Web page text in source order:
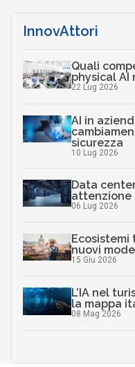
InnovAttori
Quali
physical AI
22 Lug 2026
AI in
sicurezza
10 Lug 2026
Data
attenzione
06 Lug 2026
Ecosistemi
nuovi
15 Giu 2026
L’IA nel
la mappa
08 Mag 2026